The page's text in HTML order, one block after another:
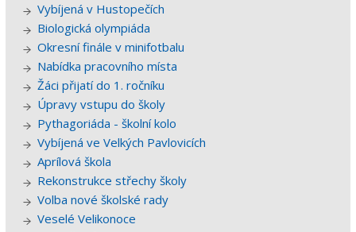
Vybíjená v Hustopečích
Biologická olympiáda
Okresní finále v minifotbalu
Nabídka pracovního místa
Žáci přijatí do 1. ročníku
Úpravy vstupu do školy
Pythagoriáda - školní kolo
Vybíjená ve Velkých Pavlovicích
Aprílová škola
Rekonstrukce střechy školy
Volba nové školské rady
Veselé Velikonoce